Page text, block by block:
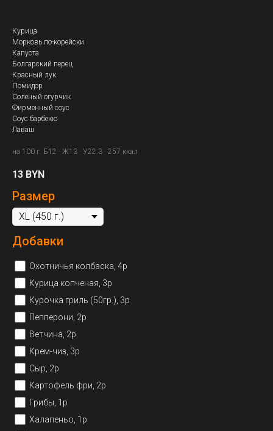
Курица
Морковь по-корейски
Капуста
Болгарский перец
Красный лук
Помидор
Солёный огурчик
Фирменный соус
Соус барбекю
Лаваш
на 100 г: Б12 · Ж13 · У22.3 · 257 ккал
13 BYN
Размер
Добавки
Охотничья колбаска, 4р
Курица копченая, 3р
Курочка гриль (50гр.), 3р
Пепперони, 2р
Ветчина, 2р
Крем-чиз, 3р
Сыр, 2р
Картофель фри, 2р
Грибы, 1р
Халапеньо, 1р